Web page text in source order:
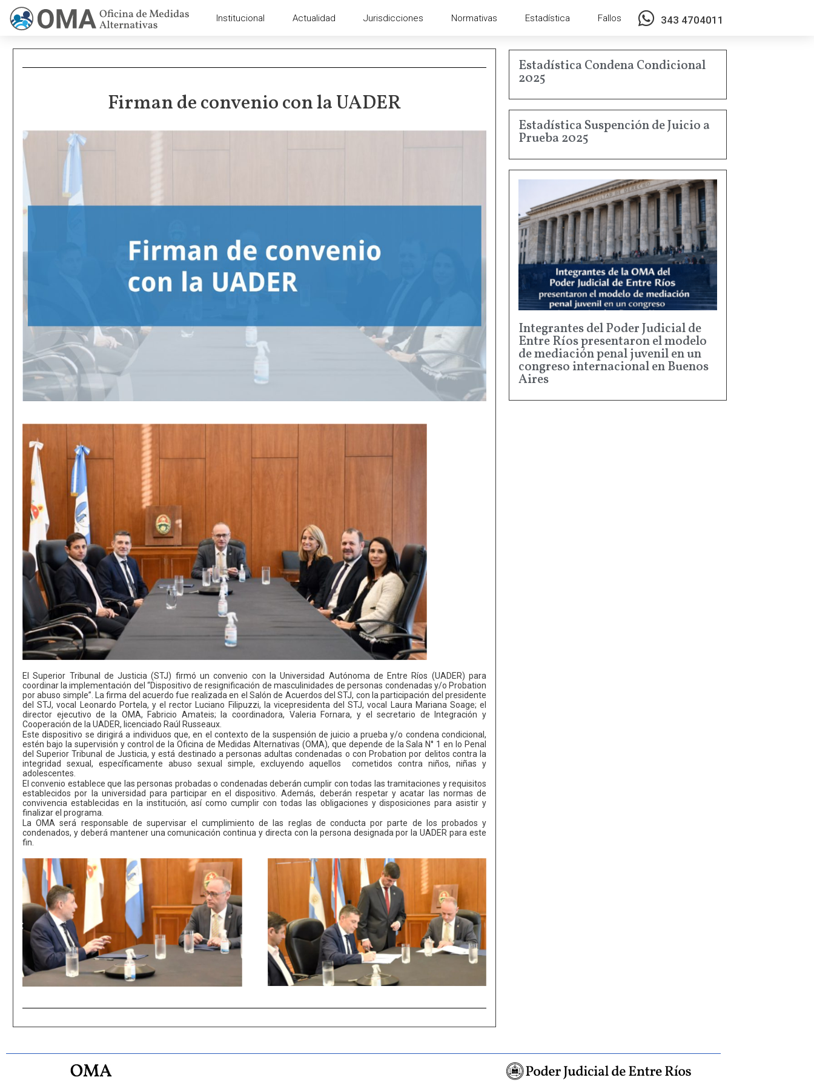
Institucional Actualidad Jurisdicciones Normativas Estadística Fallos 343 4704011
Firman de convenio con la UADER
El Superior Tribunal de Justicia (STJ) firmó un convenio con la Universidad Autónoma de Entre Ríos (UADER) para
coordinar la implementación del “Dispositivo de resignificación de masculinidades de personas condenadas y/o Probation
por abuso simple”. La firma del acuerdo fue realizada en el Salón de Acuerdos del STJ, con la participación del presidente
del STJ, vocal Leonardo Portela, y el rector Luciano Filipuzzi, la vicepresidenta del STJ, vocal Laura Mariana Soage; el
director ejecutivo de la OMA, Fabricio Amateis; la coordinadora, Valeria Fornara, y el secretario de Integración y
Cooperación de la UADER, licenciado Raúl Russeaux.
Este dispositivo se dirigirá a individuos que, en el contexto de la suspensión de juicio a prueba y/o condena condicional,
estén bajo la supervisión y control de la Oficina de Medidas Alternativas (OMA), que depende de la Sala N° 1 en lo Penal
del Superior Tribunal de Justicia, y está destinado a personas adultas condenadas o con Probation por delitos contra la
integridad sexual, específicamente abuso sexual simple, excluyendo aquellos cometidos contra niños, niñas y
adolescentes.
El convenio establece que las personas probadas o condenadas deberán cumplir con todas las tramitaciones y requisitos
establecidos por la universidad para participar en el dispositivo. Además, deberán respetar y acatar las normas de
convivencia establecidas en la institución, así como cumplir con todas las obligaciones y disposiciones para asistir y
finalizar el programa.
La OMA será responsable de supervisar el cumplimiento de las reglas de conducta por parte de los probados y
condenados, y deberá mantener una comunicación continua y directa con la persona designada por la UADER para este
fin.
Estadística Condena Condicional
2025
Estadística Suspención de Juicio a
Prueba 2025
Integrantes del Poder Judicial de
Entre Ríos presentaron el modelo
de mediación penal juvenil en un
congreso internacional en Buenos
Aires